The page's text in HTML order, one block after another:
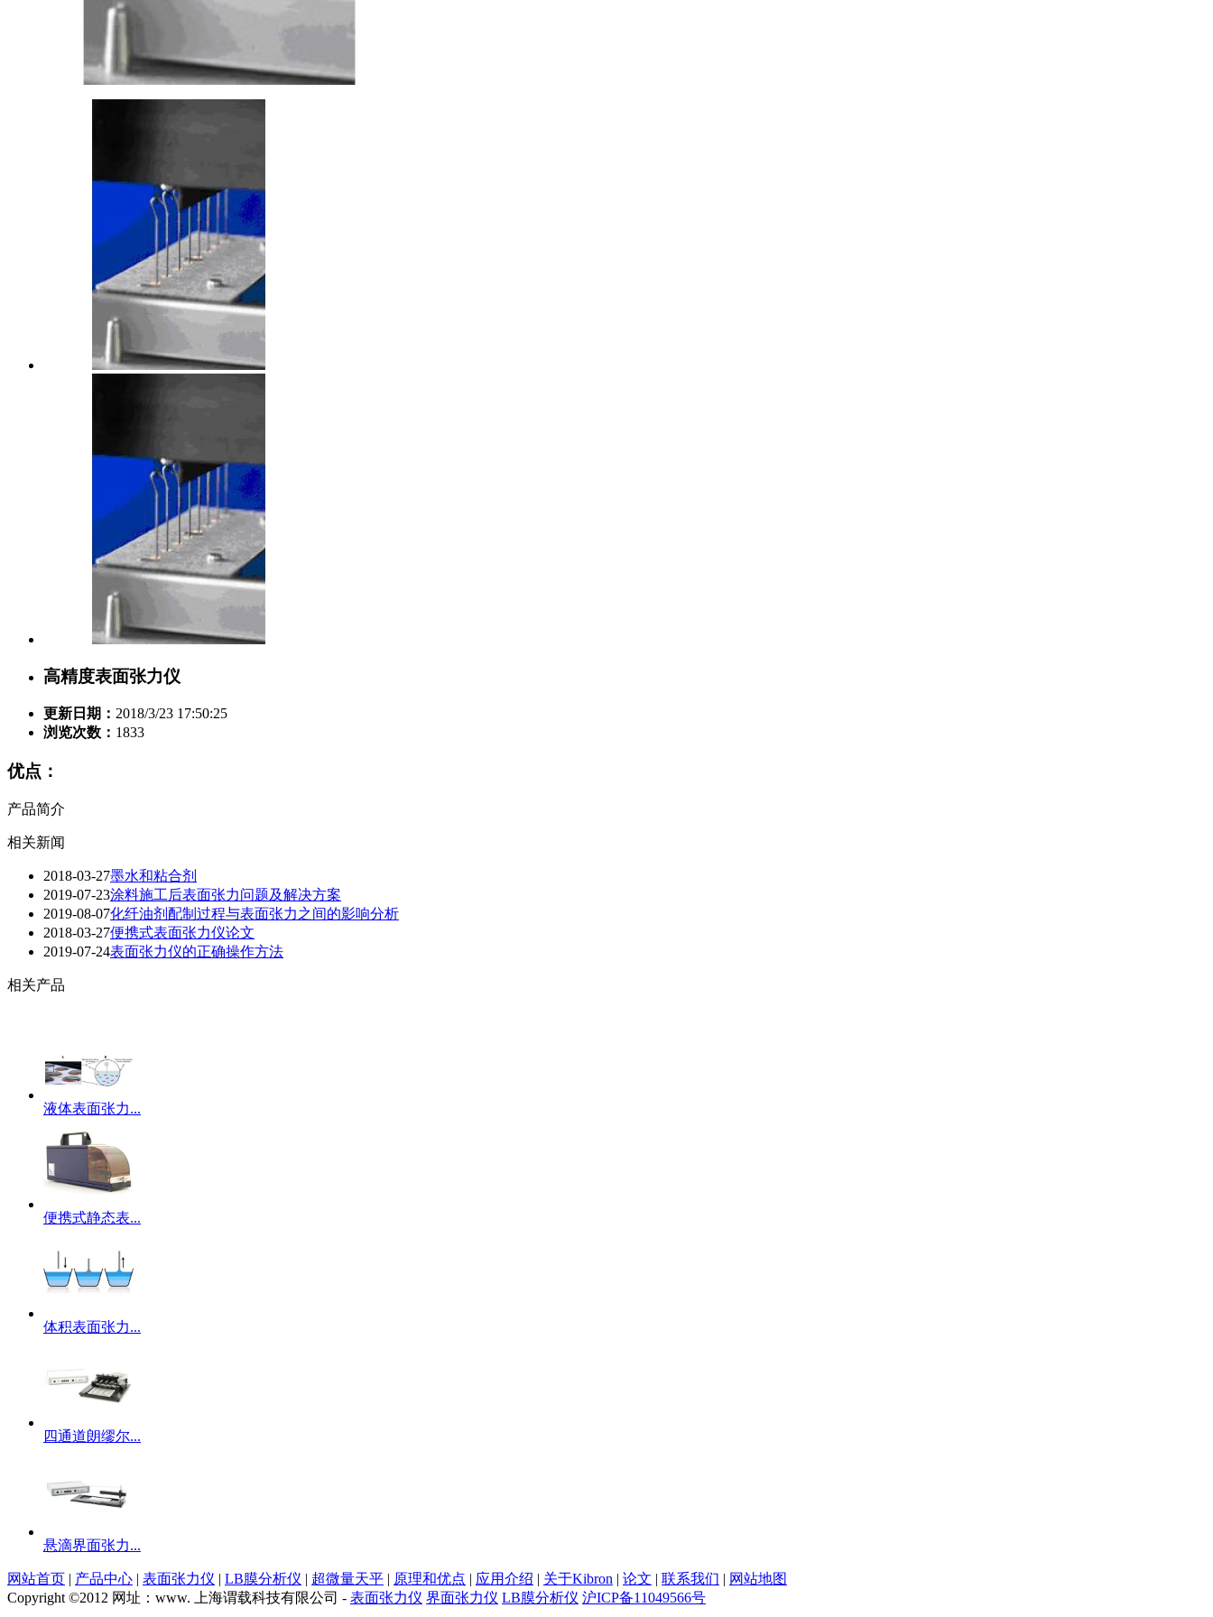
高精度表面张力仪
更新日期： 2018/3/23 17:50:25
浏览次数： 1833
优点：
产品简介
相关新闻
2018-03-27墨水和粘合剂
2019-07-23涂料施工后表面张力问题及解决方案
2019-08-07化纤油剂配制过程与表面张力之间的影响分析
2018-03-27便携式表面张力仪论文
2019-07-24表面张力仪的正确操作方法
相关产品
液体表面张力...
便携式静态表...
体积表面张力...
四通道朗缪尔...
悬滴界面张力...
网站首页 | 产品中心 | 表面张力仪 | LB膜分析仪 | 超微量天平 | 原理和优点 | 应用介绍 | 关于Kibron | 论文 | 联系我们 | 网站地图
Copyright ©2012 网址：www. 上海谓载科技有限公司 - 表面张力仪 界面张力仪 LB膜分析仪 沪ICP备11049566号